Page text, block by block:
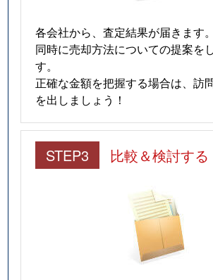
各会社から、査定結果が届きます。
同時に売却方法についての提案を
す。
正確な金額を把握する場合は、訪
を出しましょう！
STEP3 比較＆検討する